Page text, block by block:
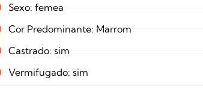
Sexo: femea
Cor Predominante: Marrom
Castrado: sim
Vermifugado: sim